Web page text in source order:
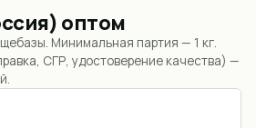
оптом
Минимальная партия — 1 кг.
СГР, удостоверение качества) —